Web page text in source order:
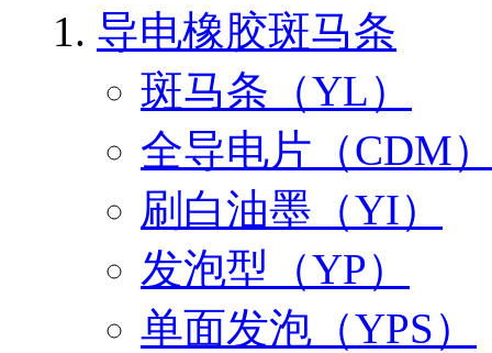
导电橡胶斑马条
斑马条（YL）
全导电片（CDM
刷白油墨（YI）
发泡型（YP）
单面发泡（YPS）